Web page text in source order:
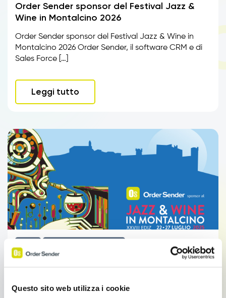
Questo sito web utilizza i cookie
Order Sender sponsor del Festival Jazz &
Wine in Montalcino 2026
Order Sender sponsor del Festival Jazz & Wine in
Montalcino 2026 Order Sender, il software CRM e di
Sales Force […]
Leggi tutto
Order Sender, il nostro CRM Sales per Reti Vendita e